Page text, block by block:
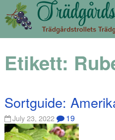
Etikett:
Sortguide:
July 23, 2022 19